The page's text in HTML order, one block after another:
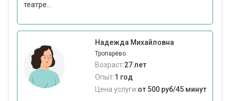
театре...
Надежда Михайловна
Тропарёво
Возраст:27 лет
Опыт:1 год
Цена услуги:от 500 руб/45 минут